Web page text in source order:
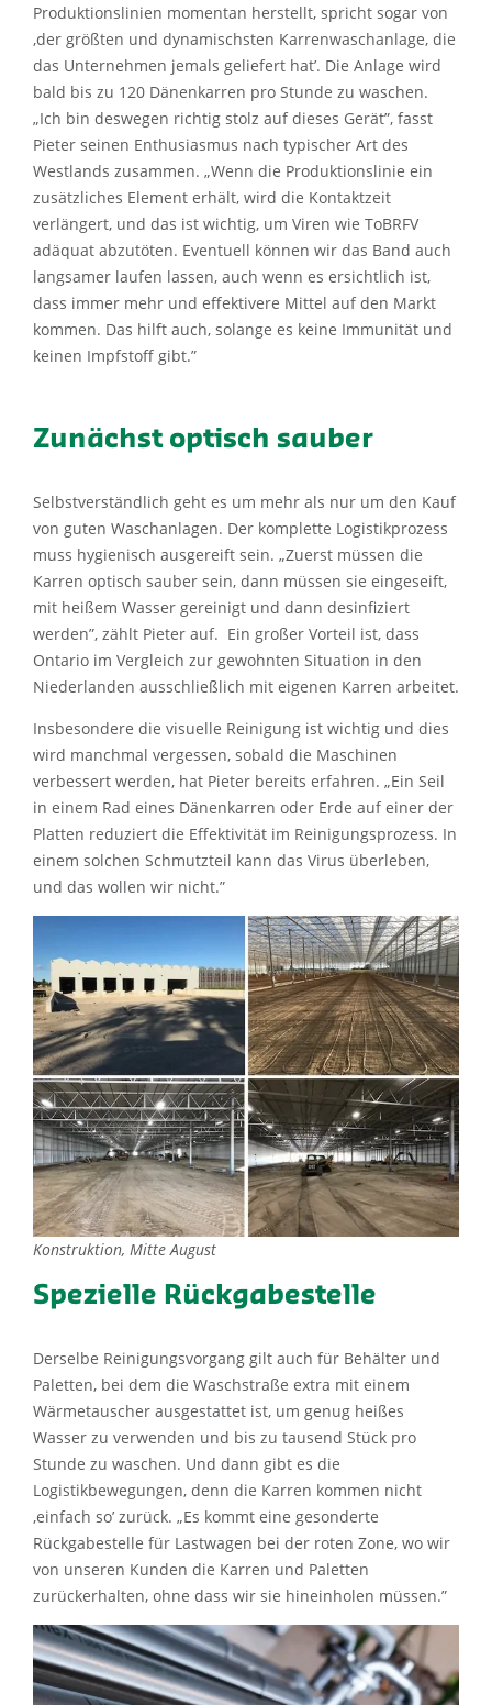
Produktionslinien momentan herstellt, spricht sogar von
‚der größten und dynamischsten Karrenwaschanlage, die
das Unternehmen jemals geliefert hat’. Die Anlage wird
bald bis zu 120 Dänenkarren pro Stunde zu waschen.
„Ich bin deswegen richtig stolz auf dieses Gerät”, fasst
Pieter seinen Enthusiasmus nach typischer Art des
Westlands zusammen. „Wenn die Produktionslinie ein
zusätzliches Element erhält, wird die Kontaktzeit
verlängert, und das ist wichtig, um Viren wie ToBRFV
adäquat abzutöten. Eventuell können wir das Band auch
langsamer laufen lassen, auch wenn es ersichtlich ist,
dass immer mehr und effektivere Mittel auf den Markt
kommen. Das hilft auch, solange es keine Immunität und
keinen Impfstoff gibt.”
Zunächst optisch sauber
Selbstverständlich geht es um mehr als nur um den Kauf
von guten Waschanlagen. Der komplette Logistikprozess
muss hygienisch ausgereift sein. „Zuerst müssen die
Karren optisch sauber sein, dann müssen sie eingeseift,
mit heißem Wasser gereinigt und dann desinfiziert
werden”, zählt Pieter auf. Ein großer Vorteil ist, dass
Ontario im Vergleich zur gewohnten Situation in den
Niederlanden ausschließlich mit eigenen Karren arbeitet.
Insbesondere die visuelle Reinigung ist wichtig und dies
wird manchmal vergessen, sobald die Maschinen
verbessert werden, hat Pieter bereits erfahren. „Ein Seil
in einem Rad eines Dänenkarren oder Erde auf einer der
Platten reduziert die Effektivität im Reinigungsprozess. In
einem solchen Schmutzteil kann das Virus überleben,
und das wollen wir nicht.”
Konstruktion, Mitte August
Spezielle Rückgabestelle
Derselbe Reinigungsvorgang gilt auch für Behälter und
Paletten, bei dem die Waschstraße extra mit einem
Wärmetauscher ausgestattet ist, um genug heißes
Wasser zu verwenden und bis zu tausend Stück pro
Stunde zu waschen. Und dann gibt es die
Logistikbewegungen, denn die Karren kommen nicht
‚einfach so’ zurück. „Es kommt eine gesonderte
Rückgabestelle für Lastwagen bei der roten Zone, wo wir
von unseren Kunden die Karren und Paletten
zurückerhalten, ohne dass wir sie hineinholen müssen.”